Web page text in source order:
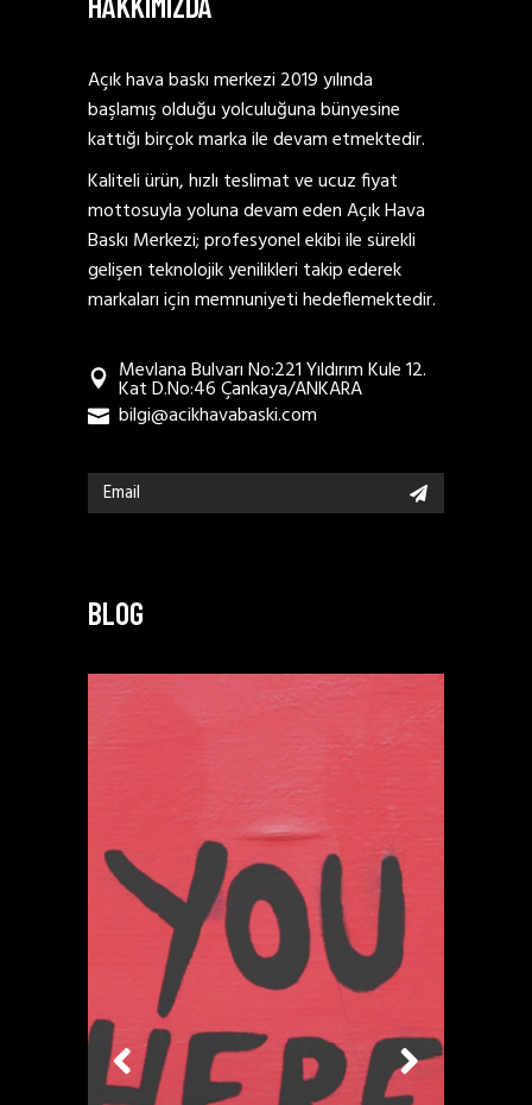
Açık hava baskı merkezi 2019 yılında
başlamış olduğu yolculuğuna bünyesine
kattığı birçok marka ile devam etmektedir.
Kaliteli ürün, hızlı teslimat ve ucuz fiyat
mottosuyla yoluna devam eden Açık Hava
Baskı Merkezi; profesyonel ekibi ile sürekli
gelişen teknolojik yenilikleri takip ederek
markaları için memnuniyeti hedeflemektedir.
Mevlana Bulvarı No:221 Yıldırım Kule 12.
Kat D.No:46 Çankaya/ANKARA
bilgi@acikhavabaski.com
BLOG